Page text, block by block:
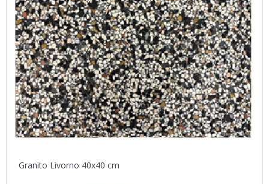
Granito Livorno 40x40 cm